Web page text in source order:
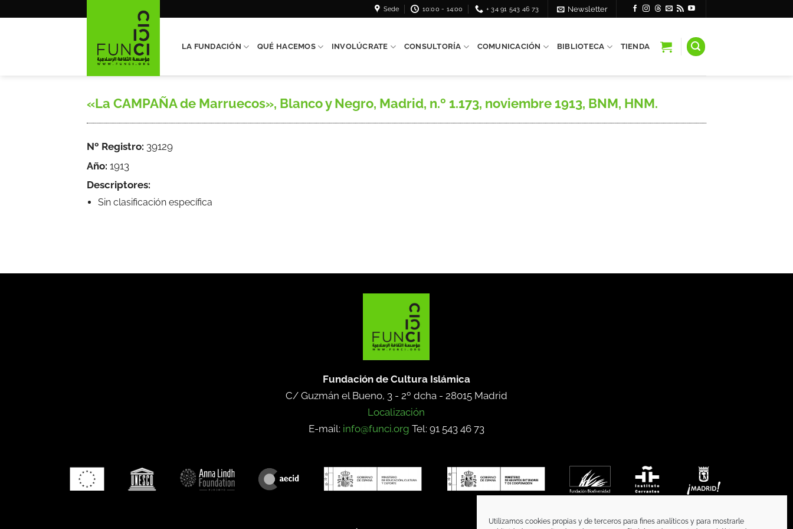
Utilizamos cookies propias y de terceros para fines analíticos y para mostrarle
Sede 10:00 - 14:00 + 34 91 543 46 73 Newsletter
LA FUNDACIÓN QUÉ HACEMOS INVOLÚCRATE CONSULTORÍA COMUNICACIÓN BIBLIOTECA TIENDA
«La CAMPAÑA de Marruecos», Blanco y Negro, Madrid, n.º 1.173, noviembre 1913, BNM, HNM.
Nº Registro: 39129
Año: 1913
Descriptores:
Sin clasificación específica
Fundación de Cultura Islámica
C/ Guzmán el Bueno, 3 - 2º dcha - 28015 Madrid
Localización
E-mail: info@funci.org Tel: 91 543 46 73